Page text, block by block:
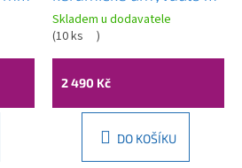
desku prům. 41 cm,
růžová, AR041
Skladem u dodavatele
(10 ks )
2 490 Kč
DO KOŠÍKU